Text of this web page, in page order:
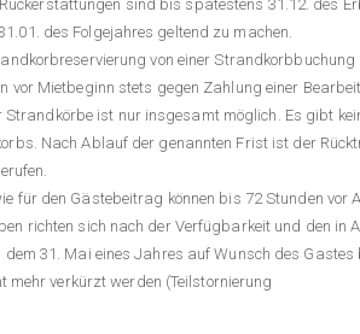
sind bis spätestens 31.12. des
des Folgejahres geltend zu machen.
von einer
Mietbeginn stets gegen Zahlung einer
ist nur insgesamt möglich. Es gibt
Nach Ablauf der genannten Frist ist der
für den Gästebeitrag können bis 72 Stunden vor
richten sich nach der Verfügbarkeit und den in
31. Mai eines Jahres auf Wunsch des
mehr verkürzt werden (Teilstornierung